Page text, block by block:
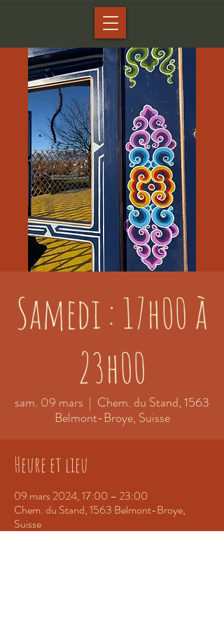
Samedi : 17h00 à
23h00
sam. 09 mars
  |
Chem. du Stand, 1563
Belmont-Broye, Suisse
Heure et lieu
09 mars 2024, 17:00 – 23:00
Chem. du Stand, 1563 Belmont-Broye,
Suisse